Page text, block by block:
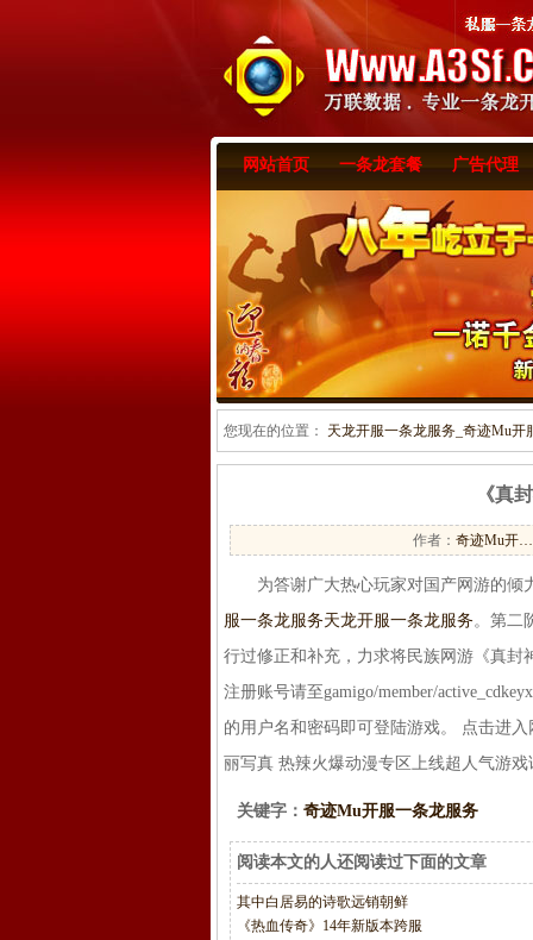
网站首页 一条龙套餐 广告代理
您现在的位置： 天龙开服一条龙服务_奇迹Mu开
《真
作者： 奇迹Mu开…
为答谢广大热心玩家对国产网游的倾力
服一条龙服务天龙开服一条龙服务。第二
行过修正和补充，力求将民族网游《真封
注册账号请至gamigo/member/
的用户名和密码即可登陆游戏。 点击进
丽写真 热辣火爆动漫专区上线超人气游
关键字： 奇迹Mu开服一条龙服务
阅读本文的人还阅读过下面的文章
其中白居易的诗歌远销朝鲜
《热血传奇》14年新版本跨服